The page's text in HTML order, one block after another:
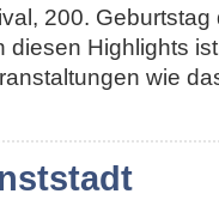
200.
Highlights
wie